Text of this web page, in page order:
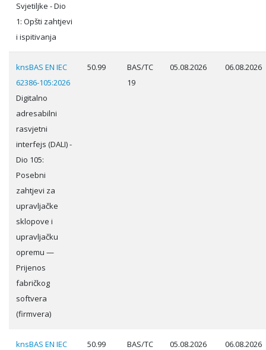
Svjetiljke - Dio
1: Opšti zahtjevi
i ispitivanja
knsBAS EN IEC
62386-105:2026
Digitalno
adresabilni
rasvjetni
interfejs (DALI) -
Dio 105:
Posebni
zahtjevi za
upravljačke
sklopove i
upravljačku
opremu —
Prijenos
fabričkog
softvera
(firmvera)
50.99
BAS/TC
19
05.08.2026 06.08.2026
knsBAS EN IEC
50.99
BAS/TC
05.08.2026 06.08.2026